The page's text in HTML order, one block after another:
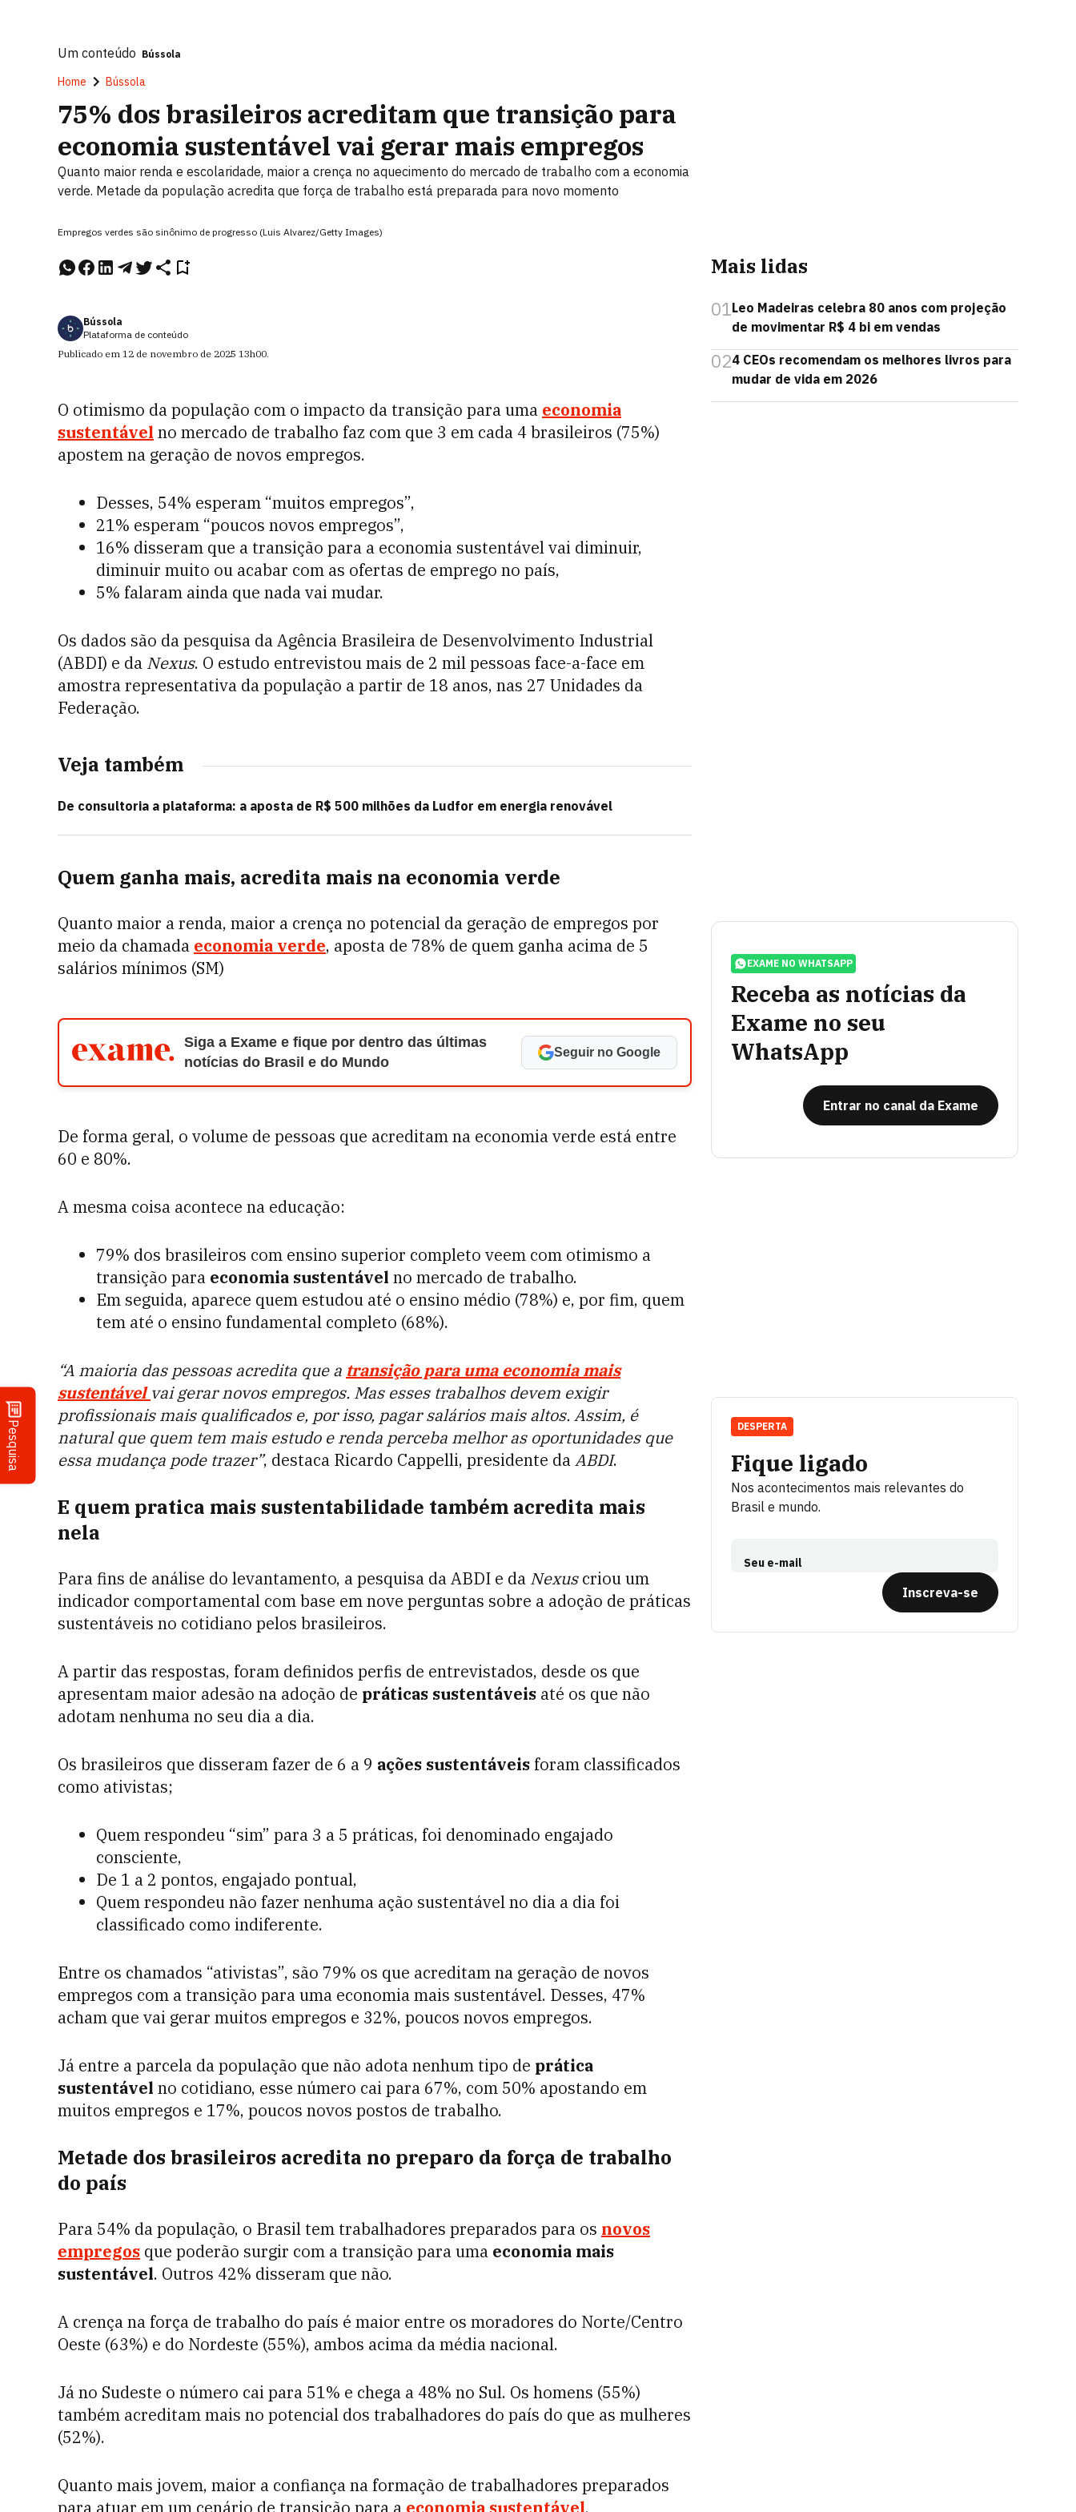
Pesquisa
Um conteúdo Bússola
Home Bússola
75% dos brasileiros acreditam que transição para
economia sustentável vai gerar mais empregos
Quanto maior renda e escolaridade, maior a crença no aquecimento do mercado de trabalho com a economia
verde. Metade da população acredita que força de trabalho está preparada para novo momento
Empregos verdes são sinônimo de progresso (Luis Alvarez/Getty Images)
Bússola
Plataforma de conteúdo
Publicado em 12 de novembro de 2025 13h00.
O otimismo da população com o impacto da transição para uma economia
sustentável no mercado de trabalho faz com que 3 em cada 4 brasileiros (75%)
apostem na geração de novos empregos.
Desses, 54% esperam “muitos empregos”,
21% esperam “poucos novos empregos”,
16% disseram que a transição para a economia sustentável vai diminuir,
diminuir muito ou acabar com as ofertas de emprego no país,
5% falaram ainda que nada vai mudar.
Os dados são da pesquisa da Agência Brasileira de Desenvolvimento Industrial
(ABDI) e da Nexus. O estudo entrevistou mais de 2 mil pessoas face-a-face em
amostra representativa da população a partir de 18 anos, nas 27 Unidades da
Federação.
Veja também
De consultoria a plataforma: a aposta de R$ 500 milhões da Ludfor em energia renovável
Quem ganha mais, acredita mais na economia verde
Quanto maior a renda, maior a crença no potencial da geração de empregos por
meio da chamada economia verde, aposta de 78% de quem ganha acima de 5
salários mínimos (SM)
Siga a Exame e fique por dentro das últimas
notícias do Brasil e do Mundo
Seguir no Google
De forma geral, o volume de pessoas que acreditam na economia verde está entre
60 e 80%.
A mesma coisa acontece na educação:
79% dos brasileiros com ensino superior completo veem com otimismo a
transição para economia sustentável no mercado de trabalho.
Em seguida, aparece quem estudou até o ensino médio (78%) e, por fim, quem
tem até o ensino fundamental completo (68%).
“A maioria das pessoas acredita que a transição para uma economia mais
sustentávelvai gerar novos empregos. Mas esses trabalhos devem exigir
profissionais mais qualificados e, por isso, pagar salários mais altos. Assim, é
natural que quem tem mais estudo e renda perceba melhor as oportunidades que
essa mudança pode trazer”, destaca Ricardo Cappelli, presidente daABDI.
E quem pratica mais sustentabilidade também acredita mais
nela
Para fins de análise do levantamento, a pesquisa da ABDI e da Nexuscriou um
indicador comportamental com base em nove perguntas sobre a adoção de práticas
sustentáveis no cotidiano pelos brasileiros.
A partir das respostas, foram definidos perfis de entrevistados, desde os que
apresentam maior adesão na adoção de práticas sustentáveis até os que não
adotam nenhuma no seu dia a dia.
Os brasileiros que disseram fazer de 6 a 9 ações sustentáveis foram classificados
como ativistas;
Quem respondeu “sim” para 3 a 5 práticas, foi denominado engajado
consciente,
De 1 a 2 pontos, engajado pontual,
Quem respondeu não fazer nenhuma ação sustentável no dia a dia foi
classificado como indiferente.
Entre os chamados “ativistas”, são 79% os que acreditam na geração de novos
empregos com a transição para uma economia mais sustentável. Desses, 47%
acham que vai gerar muitos empregos e 32%, poucos novos empregos.
Já entre a parcela da população que não adota nenhum tipo de prática
sustentável no cotidiano, esse número cai para 67%, com 50% apostando em
muitos empregos e 17%, poucos novos postos de trabalho.
Metade dos brasileiros acredita no preparo da força de trabalho
do país
Para 54% da população, o Brasil tem trabalhadores preparados para os novos
empregos que poderão surgir com a transição para uma economia mais
sustentável. Outros 42% disseram que não.
A crença na força de trabalho do país é maior entre os moradores do Norte/Centro
Oeste (63%) e do Nordeste (55%), ambos acima da média nacional.
Já no Sudeste o número cai para 51% e chega a 48% no Sul. Os homens (55%)
também acreditam mais no potencial dos trabalhadores do país do que as mulheres
(52%).
Quanto mais jovem, maior a confiança na formação de trabalhadores preparados
para atuar em um cenário de transição para a economia sustentável.
Mais lidas
01Leo Madeiras celebra 80 anos com projeção
de movimentar R$ 4 bi em vendas
024 CEOs recomendam os melhores livros para
mudar de vida em 2026
EXAME NO WHATSAPP
Receba as notícias da
Exame no seu
WhatsApp
Entrar no canal da Exame
Fique ligado
Nos acontecimentos mais relevantes do
Brasil e mundo.
Seu e-mail
Inscreva-se
DESPERTA